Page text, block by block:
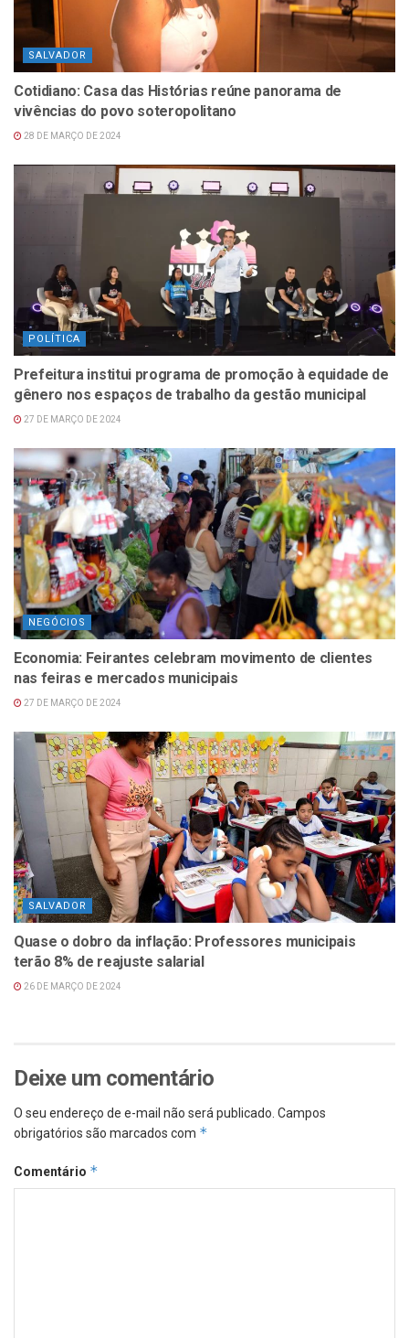
SALVADOR
Cotidiano: Casa das Histórias reúne panorama de
vivências do povo soteropolitano
28 DE MARÇO DE 2024
POLÍTICA
Prefeitura institui programa de promoção à equidade de
gênero nos espaços de trabalho da gestão municipal
27 DE MARÇO DE 2024
NEGÓCIOS
Economia: Feirantes celebram movimento de clientes
nas feiras e mercados municipais
27 DE MARÇO DE 2024
SALVADOR
Quase o dobro da inflação: Professores municipais
terão 8% de reajuste salarial
26 DE MARÇO DE 2024
Deixe um comentário
O seu endereço de e-mail não será publicado. Campos
obrigatórios são marcados com *
Comentário *